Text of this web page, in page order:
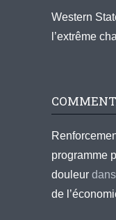
Western
l’extrême
programme
douleur dans
de